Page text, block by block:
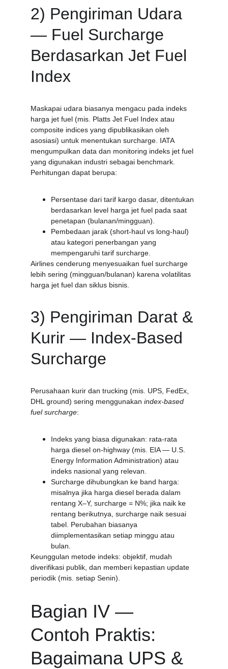
2) Pengiriman Udara
— Fuel Surcharge
Berdasarkan Jet Fuel
Index
Maskapai udara biasanya mengacu pada indeks
harga jet fuel (mis. Platts Jet Fuel Index atau
composite indices yang dipublikasikan oleh
asosiasi) untuk menentukan surcharge. IATA
mengumpulkan data dan monitoring indeks jet fuel
yang digunakan industri sebagai benchmark.
Perhitungan dapat berupa:
Persentase dari tarif kargo dasar, ditentukan
berdasarkan level harga jet fuel pada saat
penetapan (bulanan/mingguan).
Pembedaan jarak (short-haul vs long-haul)
atau kategori penerbangan yang
mempengaruhi tarif surcharge.
Airlines cenderung menyesuaikan fuel surcharge
lebih sering (mingguan/bulanan) karena volatilitas
harga jet fuel dan siklus bisnis.
3) Pengiriman Darat &
Kurir — Index-Based
Surcharge
Perusahaan kurir dan trucking (mis. UPS, FedEx,
DHL ground) sering menggunakan index-based
fuel surcharge:
Indeks yang biasa digunakan: rata-rata
harga diesel on-highway (mis. EIA — U.S.
Energy Information Administration) atau
indeks nasional yang relevan.
Surcharge dihubungkan ke band harga:
misalnya jika harga diesel berada dalam
rentang X–Y, surcharge = N%; jika naik ke
rentang berikutnya, surcharge naik sesuai
tabel. Perubahan biasanya
diimplementasikan setiap minggu atau
bulan.
Keunggulan metode indeks: objektif, mudah
diverifikasi publik, dan memberi kepastian update
periodik (mis. setiap Senin).
Bagian IV —
Contoh Praktis:
Bagaimana UPS &